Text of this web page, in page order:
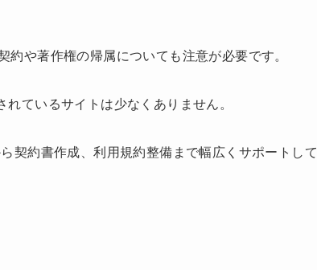
や著作権の帰属についても注意が必要です。
ているサイトは少なくありません。
契約書作成、利用規約整備まで幅広くサポートして